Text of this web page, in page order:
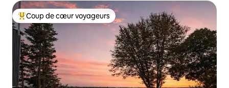
Coup de cœur voyageurs parmi les plus aimés
Coup de cœur voyageurs